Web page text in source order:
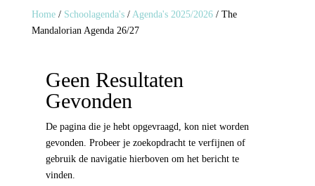
Home/ Schoolagenda's/ Agenda's 2025/2026/ The
Mandalorian Agenda 26/27
Geen Resultaten
Gevonden
De pagina die je hebt opgevraagd, kon niet worden
gevonden. Probeer je zoekopdracht te verfijnen of
gebruik de navigatie hierboven om het bericht te
vinden.